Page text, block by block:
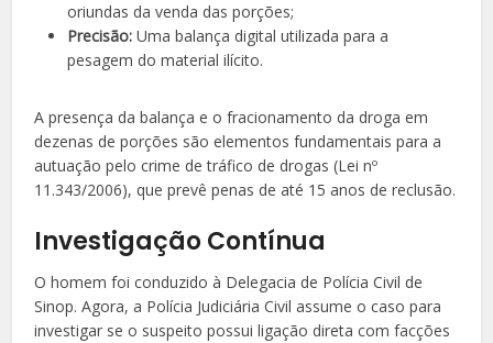
oriundas da venda das porções;
Precisão: Uma balança digital utilizada para a
pesagem do material ilícito.
A presença da balança e o fracionamento da droga em
dezenas de porções são elementos fundamentais para a
autuação pelo crime de tráfico de drogas (Lei nº
11.343/2006), que prevê penas de até 15 anos de reclusão.
Investigação Contínua
O homem foi conduzido à Delegacia de Polícia Civil de
Sinop. Agora, a Polícia Judiciária Civil assume o caso para
investigar se o suspeito possui ligação direta com facções